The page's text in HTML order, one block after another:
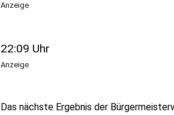
Anzeige
22:09 Uhr
Anzeige
Das nächste Ergebnis der